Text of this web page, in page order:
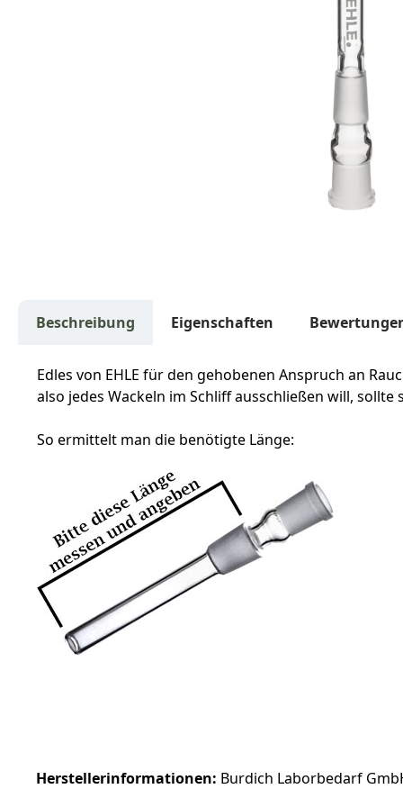
Beschreibung Eigenschaften
Edles von EHLE für den gehobenen Anspruch an
also jedes Wackeln im Schliff ausschließen will,
So ermittelt man die benötigte Länge:
Herstellerinformationen: Burdich Laborbedarf